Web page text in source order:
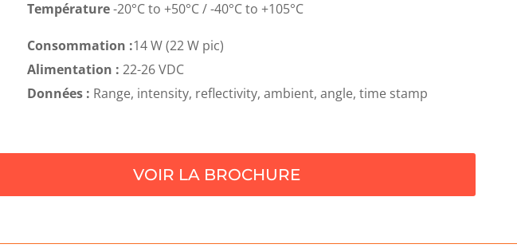
Température-20°C to +50°C / -40°C to +105°C
Consommation :14 W (22 W pic)
Alimentation : 22-26 VDC
Données : Range, intensity, reflectivity, ambient, angle, time stamp
VOIR LA BROCHURE